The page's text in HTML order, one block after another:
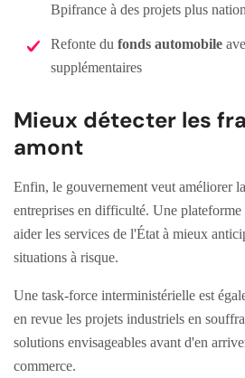
Bpifrance à des projets plus
Refonte du fonds automobile
supplémentaires
Mieux détecter les
amont
Enfin, le gouvernement veut améliorer
entreprises en difficulté. Une plateforme
aider les services de l'État à mieux
situations à risque.
Une task-force interministérielle est
en revue les projets industriels en
solutions envisageables avant d'en
commerce.